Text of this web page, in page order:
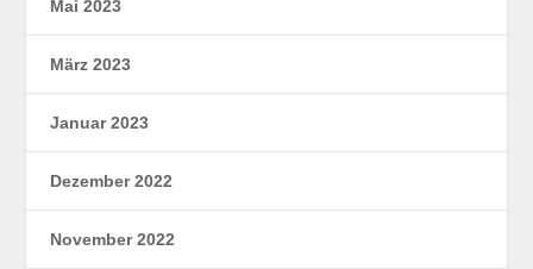
Mai 2023
März 2023
Januar 2023
Dezember 2022
November 2022